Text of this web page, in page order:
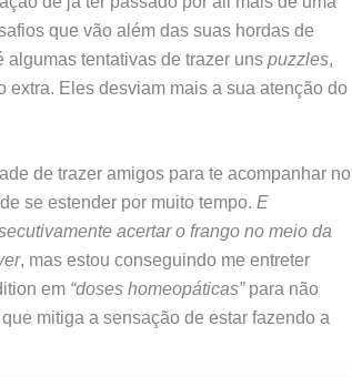
que vão além das suas hordas de
algumas tentativas de trazer uns puzzles,
Eles desviam mais a sua atenção do
de trazer amigos para te acompanhar no
se estender por muito tempo. E
acertar o frango no meio da
, mas estou conseguindo me entreter
em “doses homeopáticas”para não
mitiga a sensação de estar fazendo a